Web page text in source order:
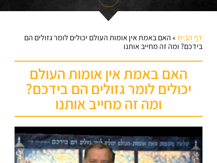
דף הבית»האם באמת אין אומות העולם יכולים לומר גזולים הם
בידכם? ומה זה מחייב אותנו
האם באמת אין אומות העולם
יכולים לומר גזולים הם בידכם?
ומה זה מחייב אותנו